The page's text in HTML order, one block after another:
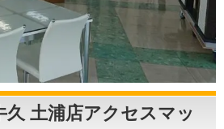
土浦店アクセスマッ